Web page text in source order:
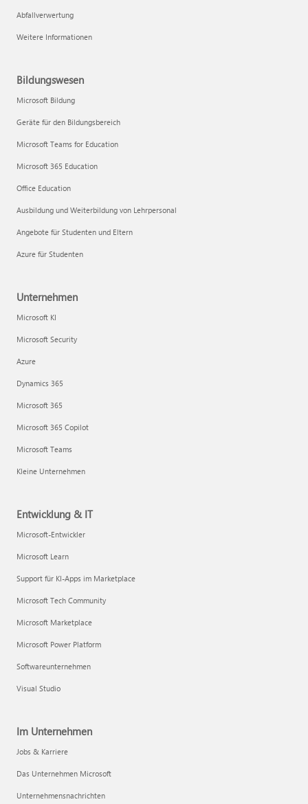
Abfallverwertung
Weitere Informationen
Bildungswesen
Microsoft Bildung
Geräte für den Bildungsbereich
Microsoft Teams for Education
Microsoft 365 Education
Office Education
Ausbildung und Weiterbildung von Lehrpersonal
Angebote für Studenten und Eltern
Azure für Studenten
Unternehmen
Microsoft KI
Microsoft Security
Azure
Dynamics 365
Microsoft 365
Microsoft 365 Copilot
Microsoft Teams
Kleine Unternehmen
Entwicklung & IT
Microsoft-Entwickler
Microsoft Learn
Support für KI-Apps im Marketplace
Microsoft Tech Community
Microsoft Marketplace
Microsoft Power Platform
Softwareunternehmen
Visual Studio
Im Unternehmen
Jobs & Karriere
Das Unternehmen Microsoft
Unternehmensnachrichten